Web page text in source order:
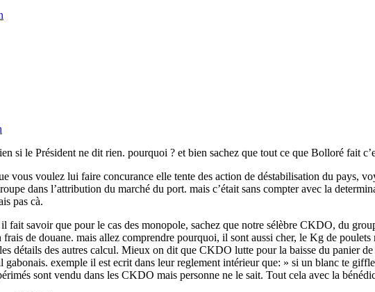
si le Président ne dit rien. pourquoi ? et bien sachez que tout ce que Bolloré fait
vous voulez lui faire concurance elle tente des action de déstabilisation du pays,
dans l’attribution du marché du port. mais c’était sans compter avec la
pas cà.
il fait savoir que pour le cas des monopole, sachez que notre sélèbre CKDO, du
de douane. mais allez comprendre pourquoi, il sont aussi cher, le Kg de
détails des autres calcul. Mieux on dit que CKDO lutte pour la baisse du panier
gabonais. exemple il est ecrit dans leur reglement intérieur que: » si un blanc te
sont vendu dans les CKDO mais personne ne le sait. Tout cela avec la